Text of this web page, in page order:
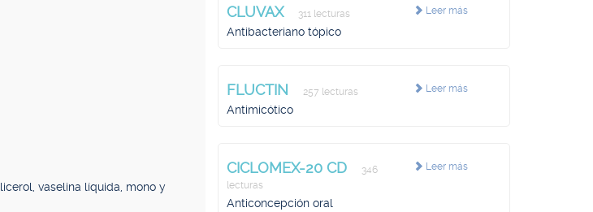
vaselina líquida, mono y
Leer más
CLUVAX 311 lecturas
Antibacteriano tópico
Leer más
FLUCTIN 257 lecturas
Antimicótico
Leer más
CICLOMEX-20 CD
346
lecturas
Anticoncepción oral